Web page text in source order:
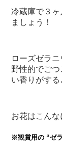
冷蔵庫で３
ましょう！
ローズゼラ
野性的でご
い香りがする
お花はこんな
※観賞用の “ゼ